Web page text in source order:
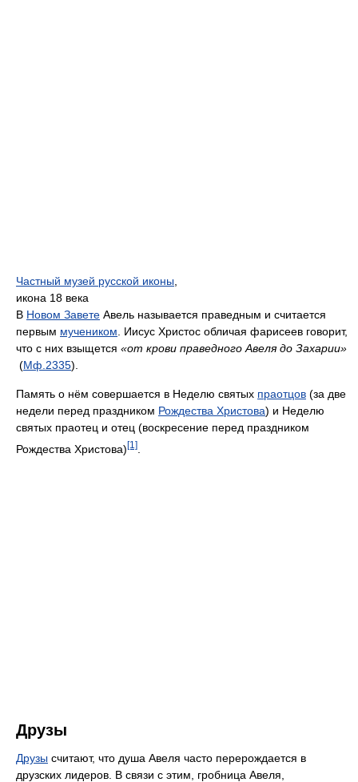
Частный музей русской иконы
икона 18 века
В Новом Завете Авель называется праведным и считается
первым мучеником . Иисус Христос обличая фарисеев говорит,
что с них взыщется «от крови праведного Авеля до Захарии»
(Мф. 2335).
Память о нём совершается в Неделю святых праотцов (за две
недели перед праздником Рождества Христова) и Неделю
святых праотец и отец (воскресение перед праздником
Рождества Христова)[1]
Друзы
Друзы считают, что душа Авеля часто перерождается в
друзских лидеров. В связи с этим, гробница Авеля,